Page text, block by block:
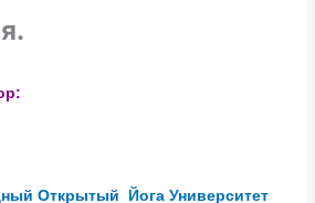
.
Открытый Йога Университет